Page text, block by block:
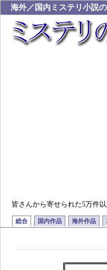
海外／国内ミステリ小説
皆さんから寄せられた5万件
総合 国内作品 海外作品